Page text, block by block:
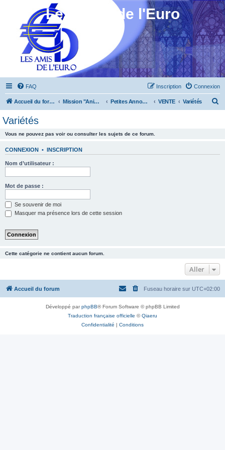
Les Amis de l'Euro
FAQ Connexion
Inscription
Accueil du forum Mission "Animation" Petites Annonces VENTE Variétés
Variétés
Vous ne pouvez pas voir ou consulter les sujets de ce forum.
CONNEXION • INSCRIPTION
Nom d’utilisateur :
Mot de passe :
Se souvenir de moi
Masquer ma présence lors de cette session
Cette catégorie ne contient aucun forum.
Aller
Accueil du forum Fuseau horaire sur UTC+02:00
Développé parphpBB® Forum Software © phpBB Limited
Traduction française officielle ©Qiaeru
Confidentialité | Conditions